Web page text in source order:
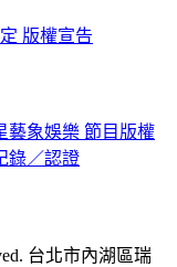
版權宣告
藝象娛樂 節目版權
錄／認證
台北市內湖區瑞